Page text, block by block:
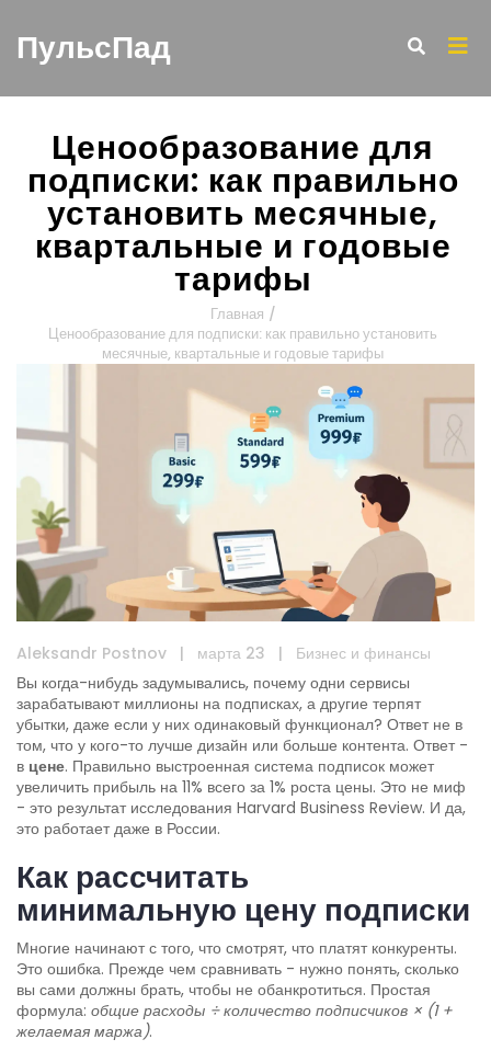
ПульсПад
Ценообразование для
подписки: как правильно
установить месячные,
квартальные и годовые
тарифы
Главная /
Ценообразование для подписки: как правильно установить
месячные, квартальные и годовые тарифы
Aleksandr Postnov | марта 23 |
Бизнес и финансы
Вы когда-нибудь задумывались, почему одни сервисы
зарабатывают миллионы на подписках, а другие терпят
убытки, даже если у них одинаковый функционал? Ответ не в
том, что у кого-то лучше дизайн или больше контента. Ответ -
в цене. Правильно выстроенная система подписок может
увеличить прибыль на 11% всего за 1% роста цены. Это не миф
- это результат исследования Harvard Business Review. И да,
это работает даже в России.
Как рассчитать
минимальную цену подписки
Многие начинают с того, что смотрят, что платят конкуренты.
Это ошибка. Прежде чем сравнивать - нужно понять, сколько
вы сами должны брать, чтобы не обанкротиться. Простая
формула: общие расходы ÷ количество подписчиков × (1 +
желаемая маржа).